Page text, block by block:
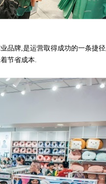
牌,是运营取得成功的一条捷
节省成本.